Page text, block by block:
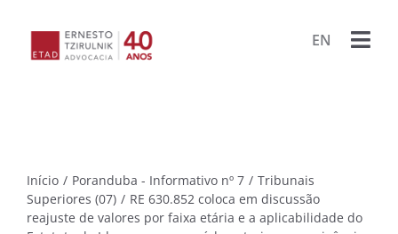
EN
Início / Poranduba - Informativo nº 7 / Tribunais
Superiores (07) / RE 630.852 coloca em discussão
reajuste de valores por faixa etária e a aplicabilidade do